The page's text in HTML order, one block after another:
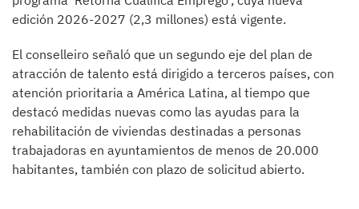
edición 2026-2027 (2,3 millones) está vigente.
El conselleiro señaló que un segundo eje del plan de
atracción de talento está dirigido a terceros países, con
atención prioritaria a América Latina, al tiempo que
destacó medidas nuevas como las ayudas para la
rehabilitación de viviendas destinadas a personas
trabajadoras en ayuntamientos de menos de 20.000
habitantes, también con plazo de solicitud abierto.